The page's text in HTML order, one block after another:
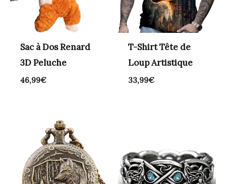
Sac à Dos Renard
3D Peluche
46,99€
T-Shirt Tête de
Loup Artistique
33,99€